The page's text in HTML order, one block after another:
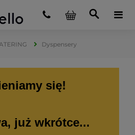
Dyspensery
się!
już wkrótce...